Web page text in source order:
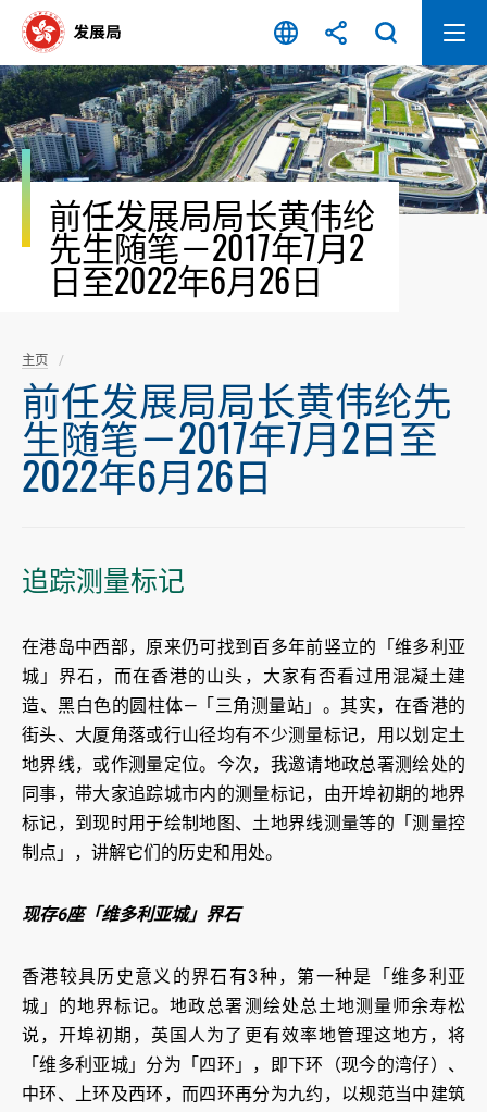
容
开
始
前任发展局局长黄伟纶
先生随笔－2017年7月2
日至2022年6月26日
主页
前任发展局局长黄伟纶先
生随笔－2017年7月2日至
2022年6月26日
追踪测量标记
在港岛中西部，原来仍可找到百多年前竖立的「维多利亚
城」界石，而在香港的山头，大家有否看过用混凝土建
造、黑白色的圆柱体—「三角测量站」。其实，在香港的
街头、大厦角落或行山径均有不少测量标记，用以划定土
地界线，或作测量定位。今次，我邀请地政总署测绘处的
同事，带大家追踪城市内的测量标记，由开埠初期的地界
标记，到现时用于绘制地图、土地界线测量等的「测量控
制点」，讲解它们的历史和用处。
现存6座「维多利亚城」界石
香港较具历史意义的界石有3种，第一种是「维多利亚
城」的地界标记。地政总署测绘处总土地测量师余寿松
说，开埠初期，英国人为了更有效率地管理这地方，将
「维多利亚城」分为「四环」，即下环（现今的湾仔）、
中环、上环及西环，而四环再分为九约，以规范当中建筑